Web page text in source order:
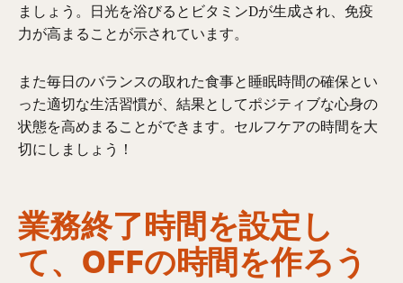
ましょう。日光を浴びるとビタミンDが生成され、免疫
力が高まることが示されています。
また毎日のバランスの取れた食事と睡眠時間の確保とい
った適切な生活習慣が、結果としてポジティブな心身の
状態を高めまることができます。セルフケアの時間を大
切にしましょう！
業務終了時間を設定し
て、OFFの時間を作ろう